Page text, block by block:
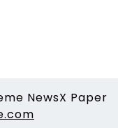
NewsX Paper